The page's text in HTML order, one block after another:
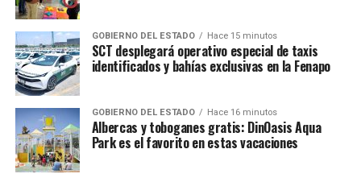
GOBIERNO DEL ESTADO Hace 15 minutos
SCT desplegará operativo especial de taxis
identificados y bahías exclusivas en la Fenapo
GOBIERNO DEL ESTADO Hace 16 minutos
Albercas y toboganes gratis: DinOasis Aqua
Park es el favorito en estas vacaciones